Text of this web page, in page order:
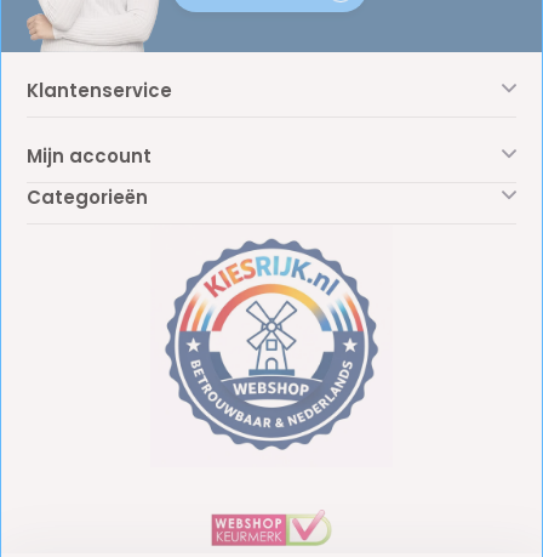
Klantenservice
Mijn account
Categorieën